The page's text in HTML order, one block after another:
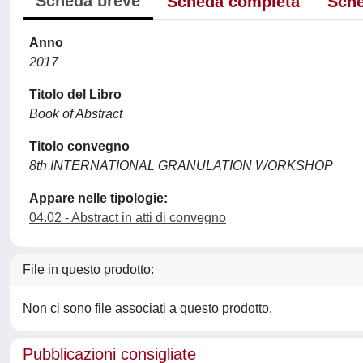
Anno
2017
Titolo del Libro
Book of Abstract
Titolo convegno
8th INTERNATIONAL GRANULATION WORKSHOP
Appare nelle tipologie:
04.02 - Abstract in atti di convegno
File in questo prodotto:
Non ci sono file associati a questo prodotto.
Pubblicazioni consigliate